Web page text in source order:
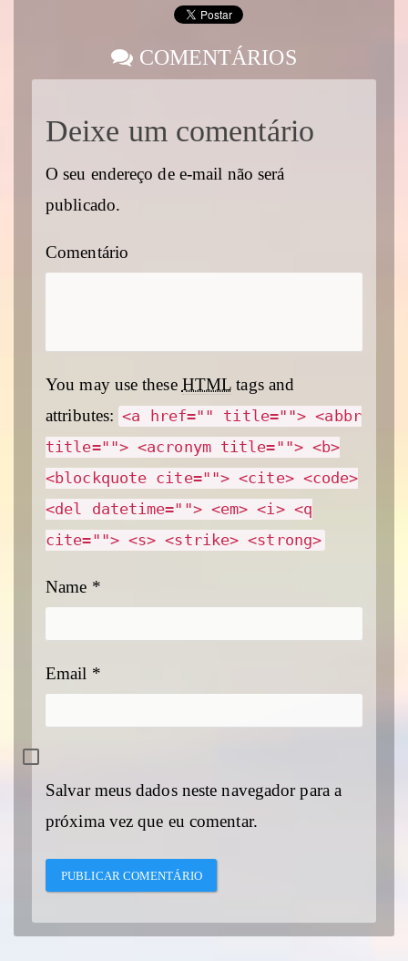
COMENTÁRIOS
Deixe um comentário
O seu endereço de e-mail não será
publicado.
Comentário
You may use these HTML tags and
attributes: <a href="" title=""> <abbr
title=""> <acronym title=""> <b>
<blockquote cite=""> <cite> <code>
<del datetime=""> <em> <i> <q
cite=""> <s> <strike> <strong>
Name *
Email *
Salvar meus dados neste navegador para a
próxima vez que eu comentar.